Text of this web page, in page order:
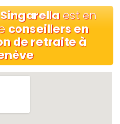
est en
conseillers en
de retraite à